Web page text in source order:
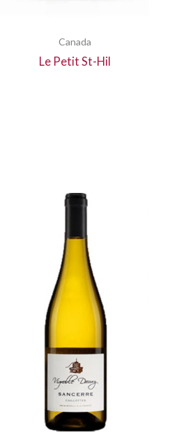
Canada
Le Petit St-Hil